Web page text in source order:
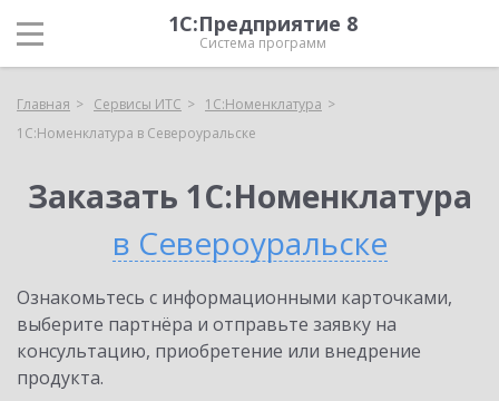
1С:Предприятие 8
Система программ
Главная Сервисы ИТС
1С:Номенклатура
1С:Номенклатура в Североуральске
Заказать 1С:Номенклатура
в Североуральске
Ознакомьтесь с информационными карточками,
выберите партнёра и отправьте заявку на
консультацию, приобретение или внедрение
продукта.